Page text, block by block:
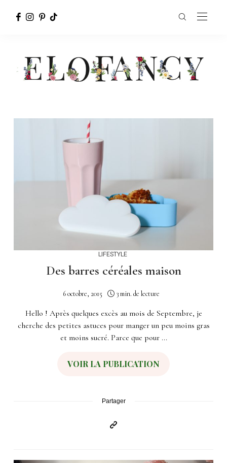
LIFESTYLE
Des barres céréales maison
6 octobre, 2015 3 min. de lecture
Hello ! Après quelques excès au mois de Septembre, je
cherche des petites astuces pour manger un peu moins gras
et moins sucré. Parce que pour ...
VOIR LA PUBLICATION
Partager